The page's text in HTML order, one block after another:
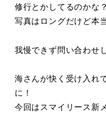
修行とかしてるのかな？
写真はロングだけど本
我慢できず問い合わせ
海さんが快く受け入れ
に！
今回はスマイリース新